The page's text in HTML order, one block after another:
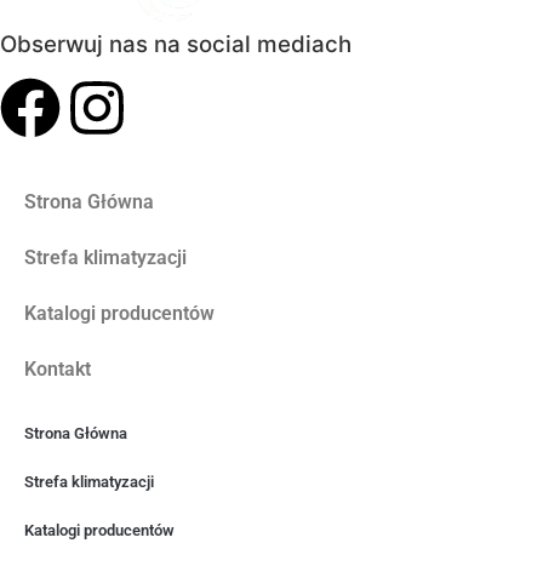
Obserwuj nas na social mediach
Strona Główna
Strefa klimatyzacji
Katalogi producentów
Kontakt
Strona Główna
Strefa klimatyzacji
Katalogi producentów